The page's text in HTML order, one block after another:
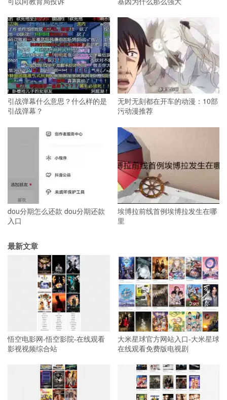
引战弹幕什么意思？什么样的是
引战弹幕？
无时无刻都在开车的动漫：10部
污动漫推荐
dou分期怎么还款 dou分期还款
入口
埃博拉前线首例埃博拉发生在哪
里
最新文章
悟空电影网-悟空影院-在线观看
影视视频综合站
大米星球官方网站入口-大米星球
在线观看免费版电视剧